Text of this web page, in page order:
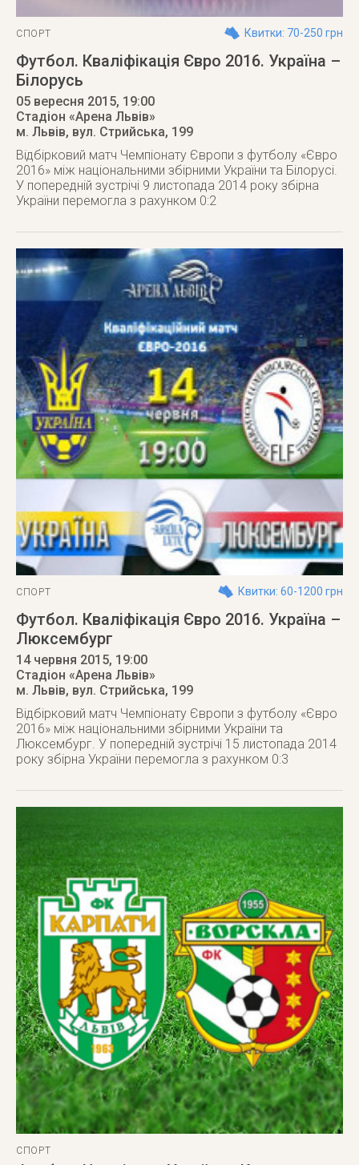
СПОРТ Квитки: 70-250 грн
Футбол. Кваліфікація Євро 2016. Україна –
Білорусь
05 вересня 2015, 19:00
Стадіон «Арена Львів»
м. Львів, вул. Стрийська, 199
Відбірковий матч Чемпіонату Європи з футболу «Євро
2016» між національними збірними України та Білорусі.
У попередній зустрічі 9 листопада 2014 року збірна
України перемогла з рахунком 0:2
СПОРТ Квитки: 60-1200 грн
Футбол. Кваліфікація Євро 2016. Україна –
Люксембург
14 червня 2015, 19:00
Стадіон «Арена Львів»
м. Львів, вул. Стрийська, 199
Відбірковий матч Чемпіонату Європи з футболу «Євро
2016» між національними збірними України та
Люксембург. У попередній зустрічі 15 листопада 2014
року збірна України перемогла з рахунком 0:3
СПОРТ